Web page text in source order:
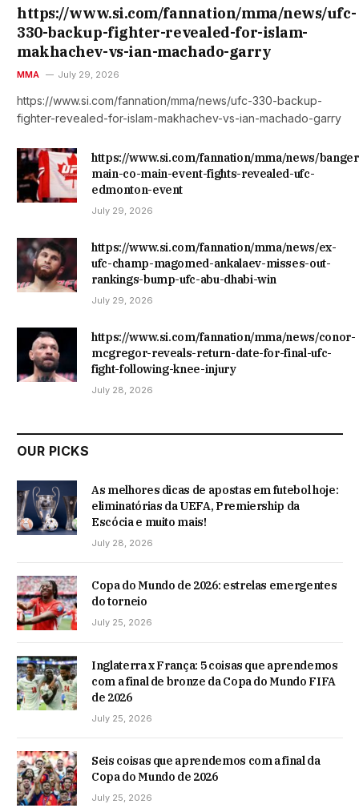
https://www.si.com/fannation/mma/news/ufc-
330-backup-fighter-revealed-for-islam-
makhachev-vs-ian-machado-garry
MMA July 29, 2026
https://www.si.com/fannation/mma/news/ufc-330-backup-
fighter-revealed-for-islam-makhachev-vs-ian-machado-garry
https://www.si.com/fannation/mma/news/
main-co-main-event-fights-revealed-ufc-
edmonton-event
July 29, 2026
https://www.si.com/fannation/mma/news/ex-
ufc-champ-magomed-ankalaev-misses-out-
rankings-bump-ufc-abu-dhabi-win
July 29, 2026
https://www.si.com/fannation/mma/news/conor-
mcgregor-reveals-return-date-for-final-ufc-
fight-following-knee-injury
July 28, 2026
OUR PICKS
As melhores dicas de apostas em futebol hoje:
eliminatórias da UEFA, Premiership da
Escócia e muito mais!
July 28, 2026
Copa do Mundo de 2026: estrelas emergentes
do torneio
July 25, 2026
Inglaterra x França: 5 coisas que aprendemos
com a final de bronze da Copa do Mundo FIFA
de 2026
July 25, 2026
Seis coisas que aprendemos com a final da
Copa do Mundo de 2026
July 25, 2026